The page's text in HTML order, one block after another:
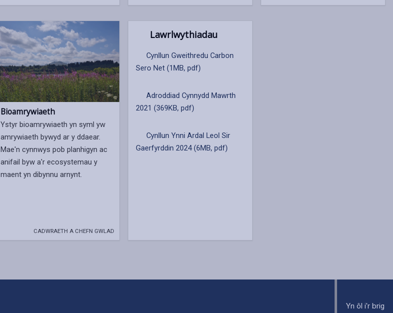
Bioamrywiaeth
Ystyr bioamrywiaeth yn syml yw
amrywiaeth bywyd ar y ddaear.
Mae'n cynnwys pob planhigyn ac
anifail byw a'r ecosystemau y
maent yn dibynnu arnynt.
CADWRAETH A CHEFN GWLAD
Lawrlwythiadau
Cynllun Gweithredu Carbon
Sero Net (1MB, pdf)
Adroddiad Cynnydd Mawrth
2021 (369KB, pdf)
Cynllun Ynni Ardal Leol Sir
Gaerfyrddin 2024 (6MB, pdf)
Yn ôl i'r brig